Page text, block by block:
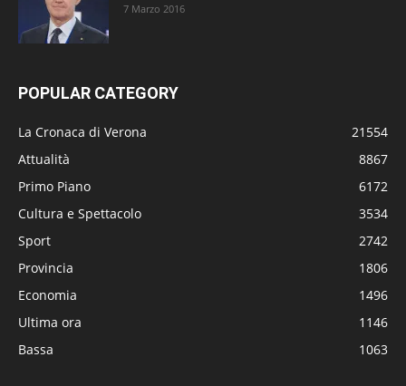
7 Marzo 2016
POPULAR CATEGORY
La Cronaca di Verona
21554
Attualità
8867
Primo Piano
6172
Cultura e Spettacolo
3534
Sport
2742
Provincia
1806
Economia
1496
Ultima ora
1146
Bassa
1063